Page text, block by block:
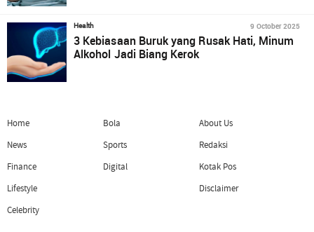
Health 9 October 2025
3 Kebiasaan Buruk yang Rusak Hati, Minum
Alkohol Jadi Biang Kerok
Home
News
Finance
Lifestyle
Celebrity
Bola
Sports
Digital
About Us
Redaksi
Kotak Pos
Disclaimer